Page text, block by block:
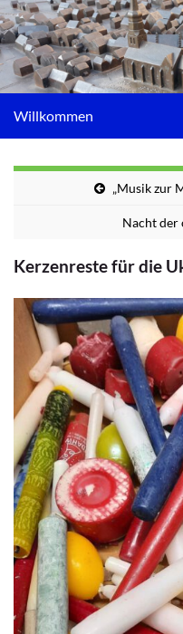
Willkommen
„Musik zur
Nacht der
Kerzenreste für die